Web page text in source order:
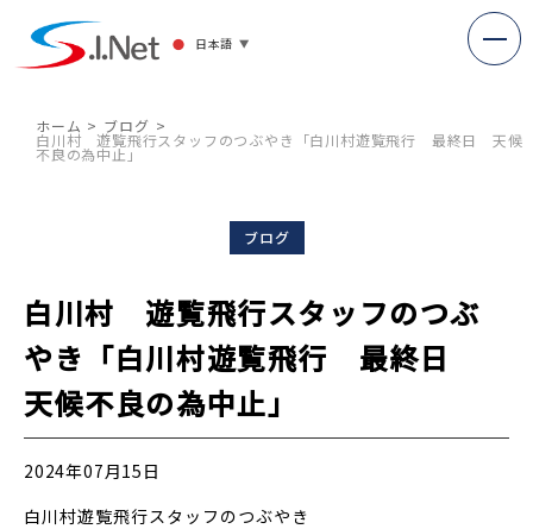
日本語 ▼
ホーム ブログ
白川村 遊覧飛行スタッフのつぶやき「白川村遊覧飛行 最終日 天候
不良の為中止」
ブログ
白川村 遊覧飛行スタッフのつぶ
やき「白川村遊覧飛行 最終日
天候不良の為中止」
2024年07月15日
白川村遊覧飛行スタッフのつぶやき